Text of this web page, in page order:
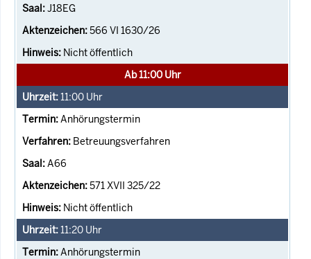
J18EG
566 VI 1630/26
Nicht öffentlich
Ab 11:00 Uhr
11:00 Uhr
Anhörungstermin
Betreuungsverfahren
A66
571 XVII 325/22
Nicht öffentlich
11:20 Uhr
Anhörungstermin